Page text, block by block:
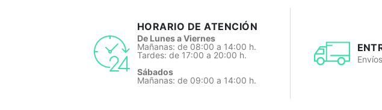
HORARIO DE ATENCIÓN
De Lunes a Viernes
Mañanas: de 08:00 a 14:00 h.
Tardes: de 17:00 a 20:00 h.
Sábados
Mañanas: de 09:00 a 14:00 h.